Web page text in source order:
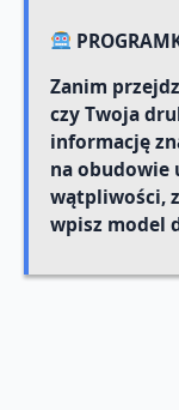
Zanim
czy Twoja
informację
na obudowie
wątpliwości,
wpisz model